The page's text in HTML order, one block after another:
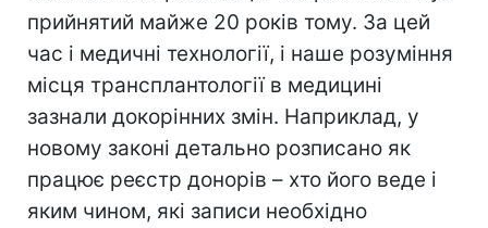
прийнятий майже 20 років тому. За цей
час і медичні технології, і наше розуміння
місця трансплантології в медицині
зазнали докорінних змін. Наприклад, у
новому законі детально розписано як
працює реєстр донорів – хто його веде і
яким чином, які записи необхідно